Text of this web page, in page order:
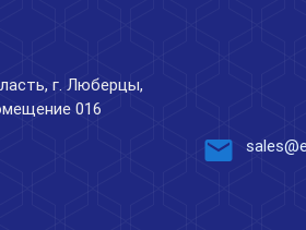
г. Люберцы,
016
mail